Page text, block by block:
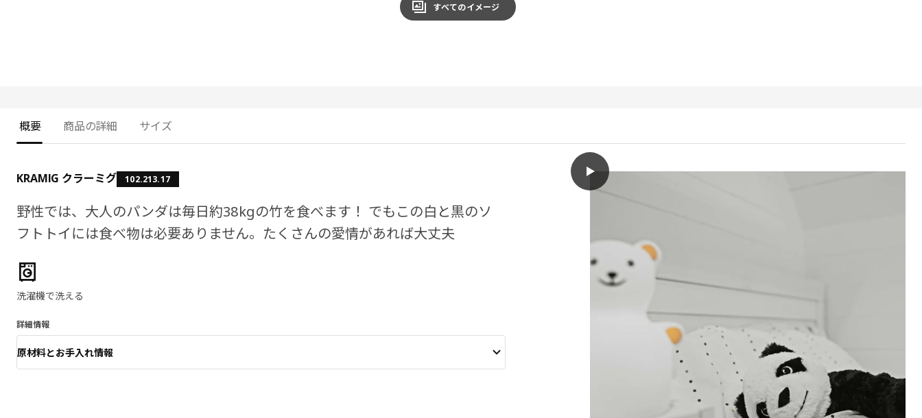
すべてのイメージ
概要 商品の詳細 サイズ
KRAMIG クラーミグ 102.213.17
野性では、大人のパンダは毎日約38kgの竹を食べます！ でもこの白と黒のソ
フトトイには食べ物は必要ありません。たくさんの愛情があれば大丈夫
製品の特徴
洗濯機で洗える
詳細情報
原材料とお手入れ情報
play
KRAMIG クラーミグ ぬいぐるみ, ホワイト/ブラック